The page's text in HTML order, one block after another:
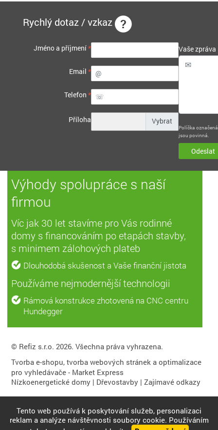
Rychlý dotaz / vzkaz
Jméno a příjmení*
Email *
Telefon *
Příloha
Vaše zpráva
Políčka
jsou povinná.
Odeslat
Výhody spolupráce s naší
firmou
Víc jak 30 let stavíme pro Vás rodinné
domy s financováním po etapách stavby,
s minimem zálohových plateb
Dlouhodobá skušenost a Vaše finanční jistota
Používáme nejmodernější technologii
Rámová konstrukce zhotovená na CNC centru
Hundegger
© Refiz s.r.o. 2026. Všechna práva vyhrazena.
Tvorba e-shopu,tvorba webových stránek aoptimalizace
pro vyhledávače - Market Express
Nízkoenergetické domy | Dřevostavby |Zajímavé odkazy
Tento web používá k poskytování služeb, personalizaci
reklam a analýze návštěvnosti soubory cookie. Používáním